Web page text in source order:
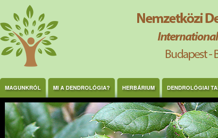
Ugrás a tartalomra
MAGUNKRÓL MI A DENDROLÓGIA? HERBÁRIUM DENDROLÓGIAI